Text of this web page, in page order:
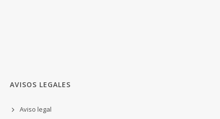
AVISOS LEGALES
Aviso legal